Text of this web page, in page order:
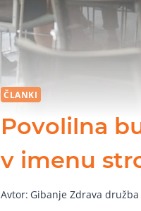
ČLANKI
Povolilna
v imenu
Avtor: Gibanje Zdrava družba